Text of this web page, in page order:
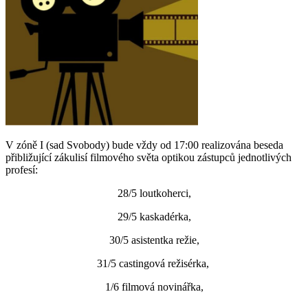
V zóně I (sad Svobody) bude vždy od 17:00 realizována beseda
přibližující zákulisí filmového světa optikou zástupců jednotlivých
profesí:
28/5 loutkoherci,
29/5 kaskadérka,
30/5 asistentka režie,
31/5 castingová režisérka,
1/6 filmová novinářka,